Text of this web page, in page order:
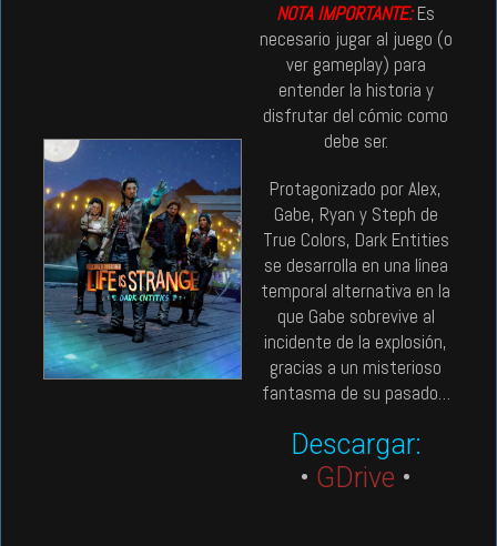
NOTA IMPORTANTE: Es
necesario jugar al juego (o
ver gameplay) para
entender la historia y
disfrutar del cómic como
debe ser.
Protagonizado por Alex,
Gabe, Ryan y Steph de
True Colors, Dark Entities
se desarrolla en una línea
temporal alternativa en la
que Gabe sobrevive al
incidente de la explosión,
gracias a un misterioso
fantasma de su pasado…
Descargar:
• GDrive •